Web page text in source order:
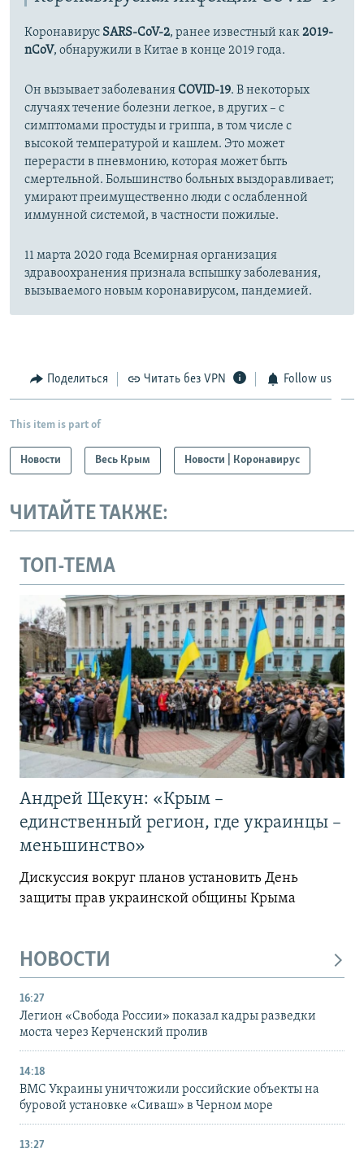
Коронавирус SARS-CoV-2, ранее известный как2019-
nCoV, обнаружили в Китае в конце 2019 года.
Он вызывает заболеванияCOVID-19. В некоторых
случаях течение болезни легкое, в других – с
симптомами простуды и гриппа, в том числе с
высокой температурой и кашлем. Это может
перерасти в пневмонию, которая может быть
смертельной. Большинство больных выздоравливает;
умирают преимущественно люди с ослабленной
иммунной системой, в частности пожилые.
11 марта 2020 года Всемирная организация
здравоохранения признала вспышку заболевания,
вызываемого новым коронавирусом, пандемией.
Поделиться Читать без VPN Follow us
This item is part of
Новости Весь Крым Новости | Коронавирус
ЧИТАЙТЕ ТАКЖЕ:
ТОП-ТЕМА
Андрей Щекун: «Крым –
единственный регион, где украинцы –
меньшинство»
Дискуссия вокруг планов установить День
защиты прав украинской общины Крыма
НОВОСТИ
16:27
Легион «Свобода России» показал кадры разведки
моста через Керченский пролив
14:18
ВМС Украины уничтожили российские объекты на
буровой установке «Сиваш» в Черном море
13:27